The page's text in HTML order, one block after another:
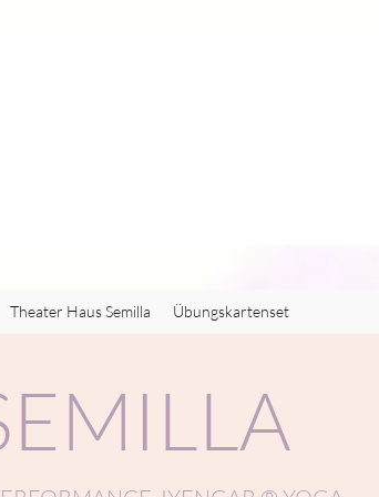
Theater Haus Semilla Übungskartenset